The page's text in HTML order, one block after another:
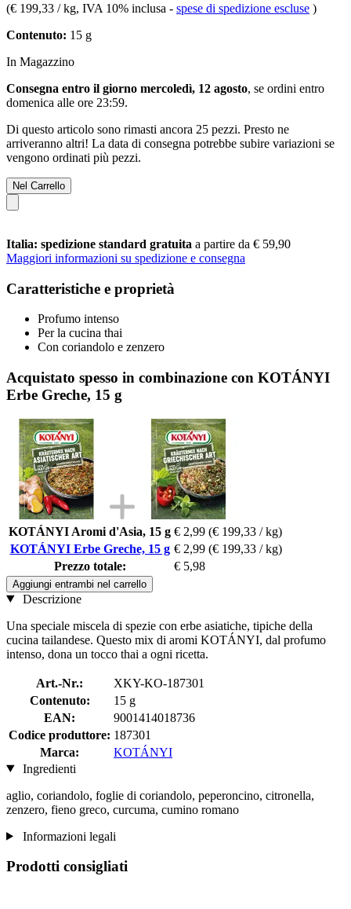
(€ 199,33 / kg, IVA 10% inclusa - spese di spedizione escluse )
Contenuto: 15 g
In Magazzino
Consegna entro il giorno mercoledì, 12 agosto, se ordini entro
domenica alle ore 23:59.
Di questo articolo sono rimasti ancora 25 pezzi. Presto ne
arriveranno altri! La data di consegna potrebbe subire variazioni se
vengono ordinati più pezzi.
Nel Carrello
Italia: spedizione standard gratuita a partire da € 59,90
Maggiori informazioni su spedizione e consegna
Caratteristiche e proprietà
Profumo intenso
Per la cucina thai
Con coriandolo e zenzero
Acquistato spesso in combinazione con KOTÁNYI
Erbe Greche, 15 g
KOTÁNYI Aromi d'Asia, 15 g € 2,99 (€ 199,33 / kg)
KOTÁNYI Erbe Greche, 15 g € 2,99 (€ 199,33 / kg)
Prezzo totale:
€ 5,98
Aggiungi entrambi nel carrello
Descrizione
Una speciale miscela di spezie con erbe asiatiche, tipiche della
cucina tailandese. Questo mix di aromi KOTÁNYI, dal profumo
intenso, dona un tocco thai a ogni ricetta.
Art.-Nr.:
XKY-KO-187301
Contenuto:
15 g
EAN:
9001414018736
Codice produttore: 187301
Marca:
KOTÁNYI
Ingredienti
aglio, coriandolo, foglie di coriandolo, peperoncino, citronella,
zenzero, fieno greco, curcuma, cumino romano
Informazioni legali
Prodotti consigliati